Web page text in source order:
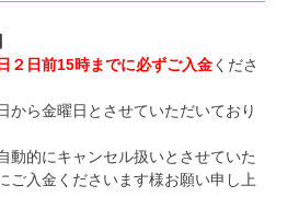
２日前15時までに必ずご入金くださ
から金曜日とさせていただいており
動的にキャンセル扱いとさせていた
ご入金くださいます様お願い申し上